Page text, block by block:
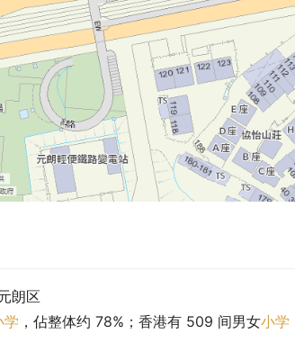
朗区
学 ，佔整体约 78%；香港有 509 间男女小学